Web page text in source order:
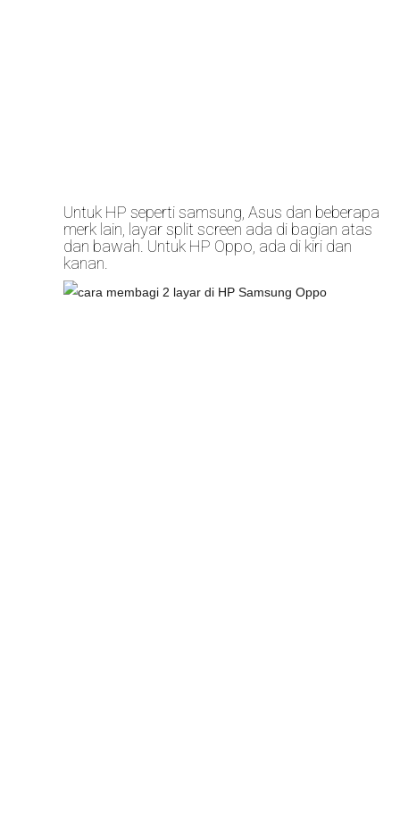
Untuk HP seperti samsung, Asus dan beberapa
merk lain, layar split screen ada di bagian atas
dan bawah. Untuk HP Oppo, ada di kiri dan
kanan.